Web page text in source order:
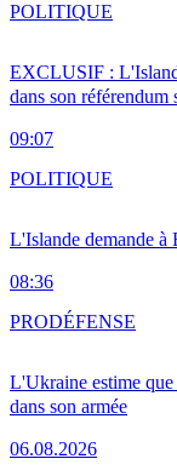
EXCLUSIF :
dans son référendum
09:07
POLITIQUE
L'Islande demande à
08:36
POLITIQUE
L'Ukraine estime que
dans son armée
06.08.2026
PRODÉFENSE